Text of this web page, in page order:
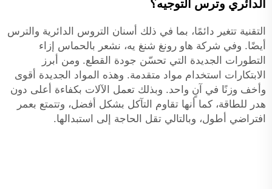
الدائري وترس التوجيه؟
التقنية تتغير دائمًا، بما في ذلك أسنان التروس الدائرية والترس
أيضًا. وفي شركة هاو رونغ شنغ يه، نشعر بالحماس إزاء
التطورات الجديدة التي تحسّن جودة القطع. ومن أبرز
الابتكارات استخدام مواد متقدمة. وهذه المواد الجديدة أقوى
وأخف وزنًا في آنٍ واحد. وبذلك تعمل الآلات بكفاءة أعلى دون
هدر للطاقة، كما أنها تقاوم التآكل بشكل أفضل، وتتمتع بعمر
افتراضي أطول، وبالتالي تقل الحاجة إلى استبدالها.